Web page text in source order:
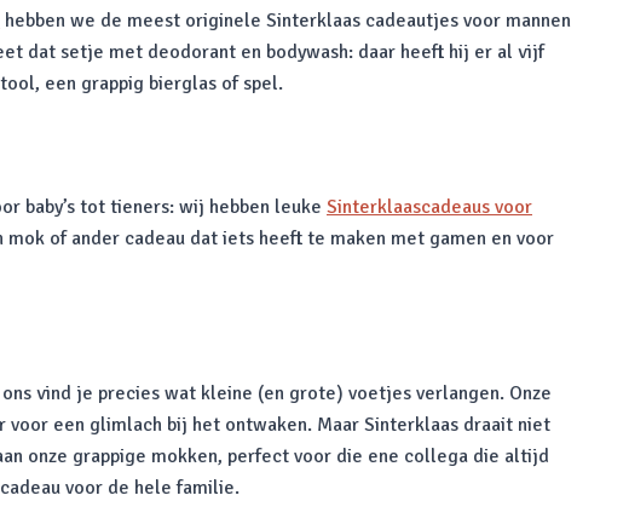
hebben we de meest originele Sinterklaas cadeautjes voor mannen
dat setje met deodorant en bodywash: daar heeft hij er al vijf
een grappig bierglas of spel.
baby’s tot tieners: wij hebben leuke Sinterklaascadeaus voor
of ander cadeau dat iets heeft te maken met gamen en voor
vind je precies wat kleine (en grote) voetjes verlangen. Onze
voor een glimlach bij het ontwaken. Maar Sinterklaas draait niet
onze grappige mokken, perfect voor die ene collega die altijd
voor de hele familie.